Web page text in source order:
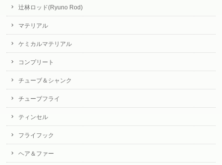
辻林ロッド(Ryuno Rod)
マテリアル
ケミカルマテリアル
コンプリート
チューブ＆シャンク
チューブフライ
ティンセル
フライフック
ヘア＆ファー